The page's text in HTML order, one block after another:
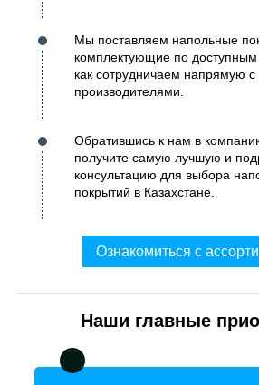
Мы поставляем напольные
комплектующие по
как сотрудничаем напрямую с
производителями.
Обратившись к нам в
получите самую лучшую и
консультацию для выбора
покрытий в Казахстане.
Ознакомиться с
Наши главные